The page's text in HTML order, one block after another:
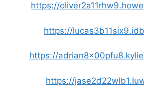
https://
https://
https://
https://